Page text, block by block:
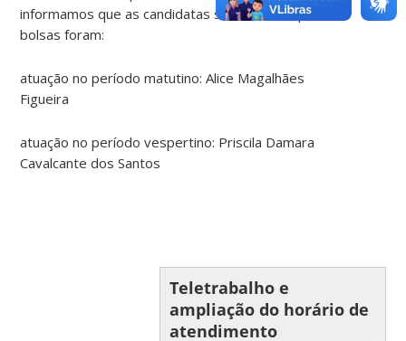
informamos que as candidatas selecionadas para as
bolsas foram:
atuação no período matutino: Alice Magalhães
Figueira
atuação no período vespertino: Priscila Damara
Cavalcante dos Santos
Teletrabalho e
ampliação do horário de
atendimento